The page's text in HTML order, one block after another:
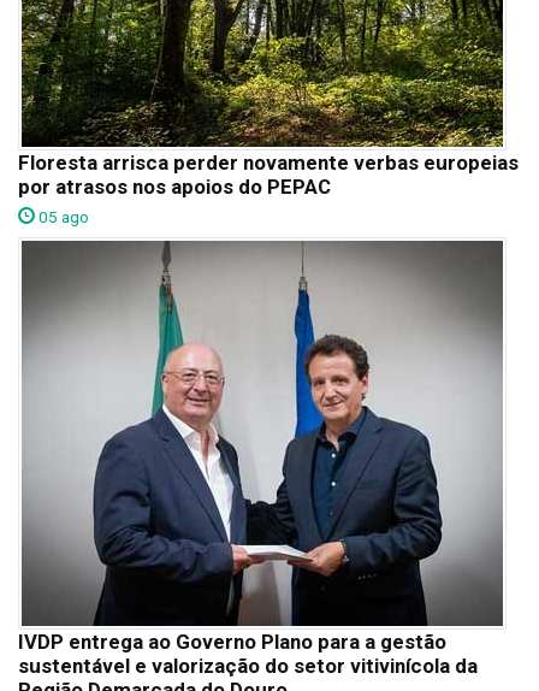
Floresta arrisca perder novamente verbas europeias
por atrasos nos apoios do PEPAC
05 ago
IVDP entrega ao Governo Plano para a gestão
sustentável e valorização do setor vitivinícola da